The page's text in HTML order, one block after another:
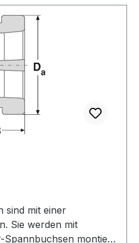
1,8 kgkg
7325 10
127 mmmm Breite: 45
sind mit einer
Sie werden mit
Spannbuchsen montiert.